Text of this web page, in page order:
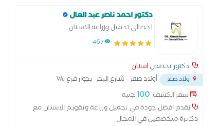
دكتور احمد ناصر عبد العال
اخصائي تجميل وزراعة الاسنان
467
دكتور تخصصاسنان
اولاد صقر
أولاد صقر - شارع البحر- بجوار فرع We
واتصالات...
سعر الكشف:100جنيه
نقدم افضل جودة في تجميل وزراعة وتقويم الاسنان مع
دكاترة متخصصين في المجال